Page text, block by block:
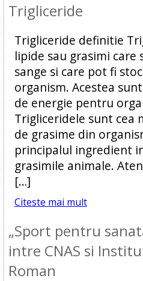
Trigliceride
Trigliceride definitie
lipide sau grasimi care
sange si care pot fi
organism. Acestea
de energie pentru
Trigliceridele sunt cea
de grasime din
principalul ingredient
grasimile animale.
[…]
Citeste mai mult
„Sport pentru
intre CNAS si
Roman